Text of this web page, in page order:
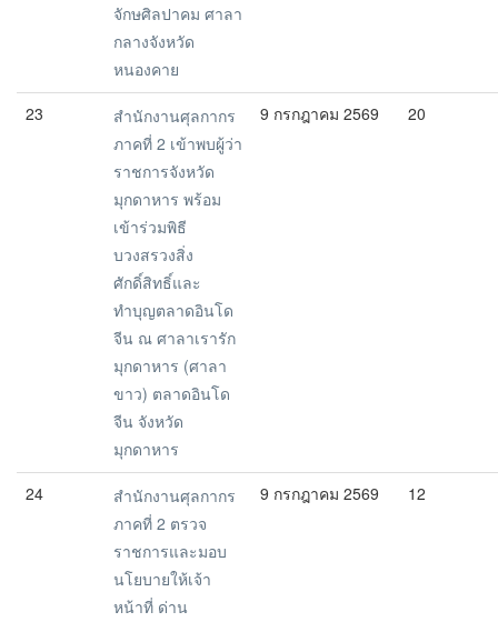
จักษศิลปาคม ศาลา
กลางจังหวัด
หนองคาย
23
สำนักงานศุลกากร
ภาคที่ 2 เข้าพบผู้ว่า
ราชการจังหวัด
มุกดาหาร พร้อม
เข้าร่วมพิธี
บวงสรวงสิ่ง
ศักดิ์สิทธิ์และ
ทำบุญตลาดอินโด
จีน ณ ศาลาเรารัก
มุกดาหาร (ศาลา
ขาว) ตลาดอินโด
จีน จังหวัด
มุกดาหาร
9 กรกฎาคม 2569 20
24
สำนักงานศุลกากร
ภาคที่ 2 ตรวจ
ราชการและมอบ
นโยบายให้เจ้า
หน้าที่ ด่าน
9 กรกฎาคม 2569 12